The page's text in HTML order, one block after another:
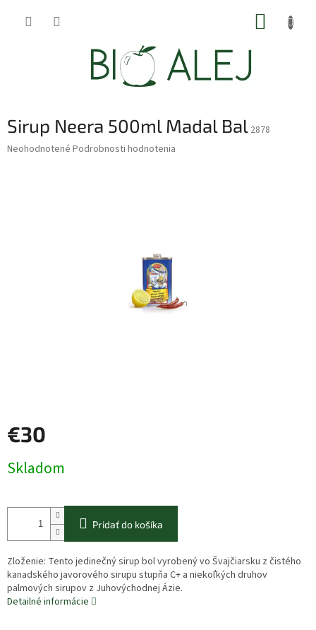
Sirup Neera 500ml Madal Bal 2878
Priemerné
Neohodnotené Podrobnosti hodnotenia
€30
cena:
Skladom
Pridať do košíka
Zloženie: Tento jedinečný sirup bol vyrobený vo Švajčiarsku z čistého
kanadského javorového sirupu stupňa C+ a niekoľkých druhov
palmových sirupov z Juhovýchodnej Ázie.
Detailné informácie